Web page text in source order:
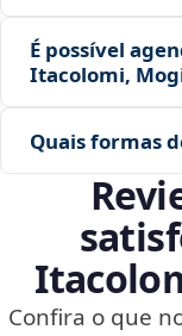
É possível
Itacolomi, Mogi
Quais formas
Confira o que